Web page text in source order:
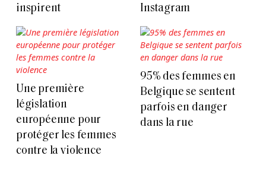
inspirent
Instagram
Une première
législation
européenne pour
protéger les femmes
contre la violence
95% des femmes en
Belgique se sentent
parfois en danger
dans la rue